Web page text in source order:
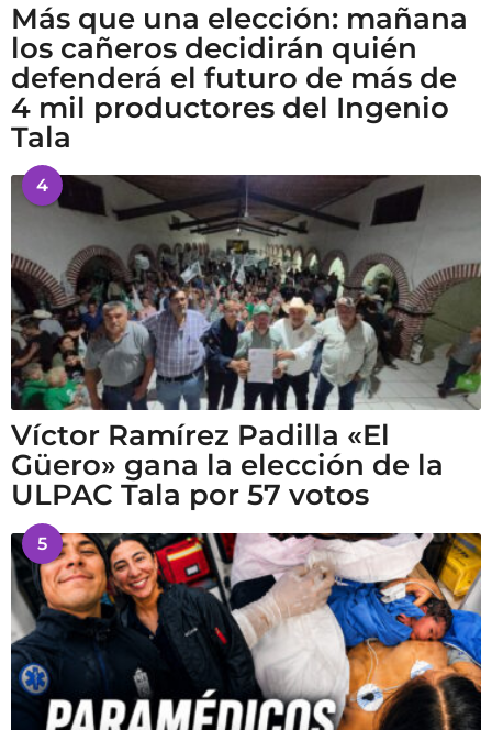
Más que una elección: mañana
los cañeros decidirán quién
defenderá el futuro de más de
4 mil productores del Ingenio
Tala
4
Víctor Ramírez Padilla «El
Güero» gana la elección de la
ULPAC Tala por 57 votos
5